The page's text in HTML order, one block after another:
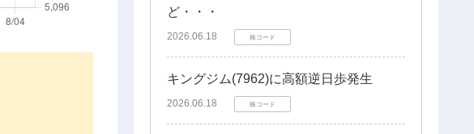
ど・・・
2026.06.18 株コード
キングジム(7962)に高額逆日歩発生
2026.06.18 株コード